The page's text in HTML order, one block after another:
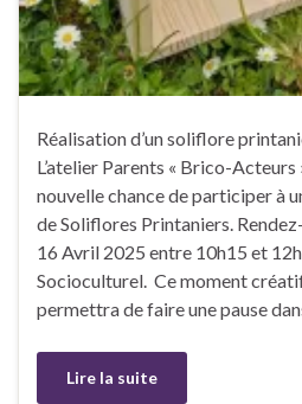
Réalisation d’un soliflore
L’atelier Parents « Brico-
nouvelle chance de participer à
de Soliflores Printaniers.
16 Avril 2025 entre 10h15 et
Socioculturel. Ce moment
permettra de faire une pause
Lire la suite